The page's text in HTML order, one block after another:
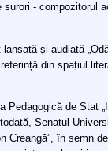
surori - compozitorul
și audiată
din spațiul
Pedagogică de Stat
Senatul
Creangă”, în semn